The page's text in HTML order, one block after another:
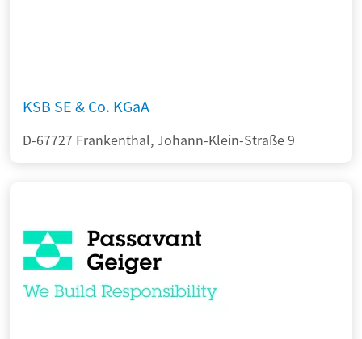
KSB SE & Co. KGaA
D-67727 Frankenthal, Johann-Klein-Straße 9